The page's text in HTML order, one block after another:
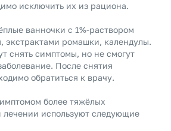
исключить их из рациона.
ванночки с 1%-раствором
экстрактами ромашки, календулы.
снять симптомы, но не смогут
После снятия
обратиться к врачу.
более тяжёлых
лечении используют следующие